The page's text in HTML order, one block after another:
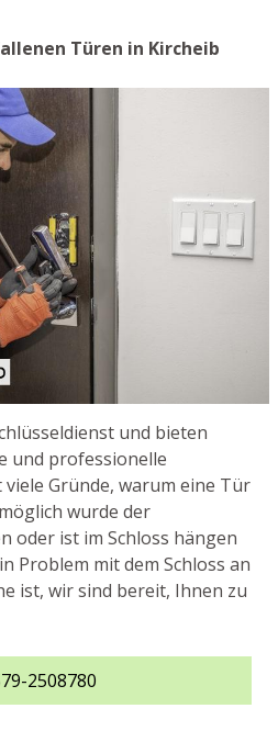
Türen in Kircheib
und bieten
und professionelle
Gründe, warum eine Tür
wurde der
oder ist im Schloss hängen
Problem mit dem Schloss an
ist, wir sind bereit, Ihnen zu
2508780